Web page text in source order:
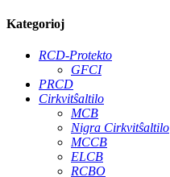
Kategorioj
RCD-Protekto
GFCI
PRCD
Cirkvitŝaltilo
MCB
Nigra Cirkvitŝaltilo
MCCB
ELCB
RCBO